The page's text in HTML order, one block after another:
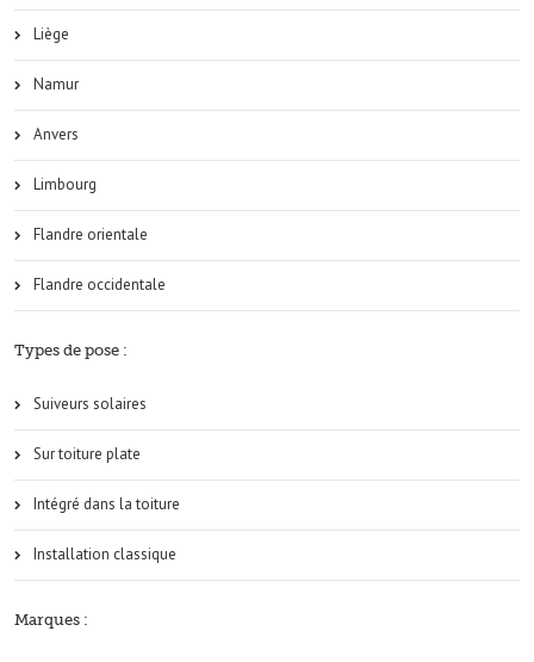
Liège
Namur
Anvers
Limbourg
Flandre orientale
Flandre occidentale
Types de pose :
Suiveurs solaires
Sur toiture plate
Intégré dans la toiture
Installation classique
Marques :